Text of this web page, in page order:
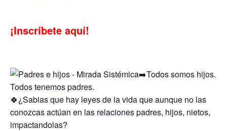
¡Inscríbete aquí!
➡️Todos somos hijos.
Todos tenemos padres.
🍀¿Sabias que hay leyes de la vida que aunque no las
conozcas actúan en las relaciones padres, hijos, nietos,
impactandolas?